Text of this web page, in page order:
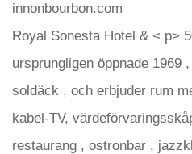
innonbourbon.com
Royal Sonesta Hotel & < p>
ursprungligen öppnade 1969
soldäck , och erbjuder rum
kabel-TV,
restaurang , ostronbar ,